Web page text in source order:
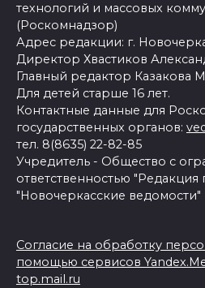
технологий и массовых
(Роскомнадзор)
Адрес редакции: г.
Директор Хвастиков
Главный редактор Казакова
Для детей старше 16 лет.
Контактные данные для
государственных органов:
тел. 8(8635) 22-82-85
Учредитель - Общество с
ответственностью "Редакция
"Новочеркасские ведомости"
Согласие на обработку
помощью сервисов
top.mail.ru